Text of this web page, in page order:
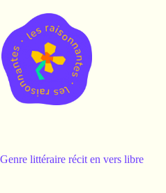
contenu
Genre littéraire récit en vers libre